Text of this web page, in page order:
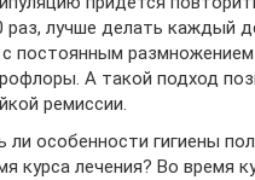
раз, лучше делать каждый
постоянным размножением
А такой подход
ремиссии.
ли особенности гигиены
курса лечения? Во время